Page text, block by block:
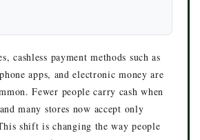
cashless payment methods such as
apps, and electronic money are
Fewer people carry cash when
many stores now accept only
shift is changing the way people